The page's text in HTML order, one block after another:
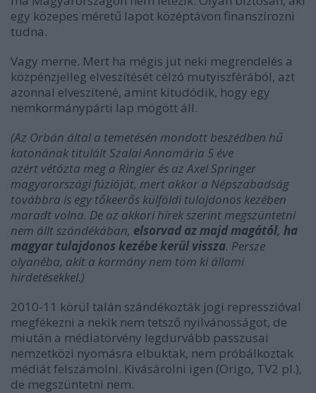
egy közepes méretű lapot középtávon finanszírozni
tudna.
Vagy merne. Mert ha mégis jut neki megrendelés a
közpénzjelleg elveszítését célzó mutyiszférából, azt
azonnal elveszítené, amint kitudódik, hogy egy
nemkormánypárti lap mögött áll.
(Az Orbán által a temetésén mondott beszédben hű
katonának titulált Szalai Annamária 5 éve
azért vétózta meg a Ringier és az Axel Springer
magyarországi fúzióját, mert akkor a Népszabadság
továbbra is egy tőkeerős külföldi tulajdonos kezében
maradt volna. De az akkori hírek szerint megszüntetni
nem állt szándékában, elsorvad az majd magától, ha
magyar tulajdonos kezébe kerül vissza. Persze
olyanéba, akit a kormány nem töm ki állami
hirdetésekkel.)
2010-11 körül talán szándékozták jogi represszióval
megfékezni a nekik nem tetsző nyilvánosságot, de
miután a médiatörvény legdurvább passzusai
nemzetközi nyomásra elbuktak, nem próbálkoztak
médiát felszámolni. Kivásárolni igen (Origo, TV2 pl.),
de megszüntetni nem.